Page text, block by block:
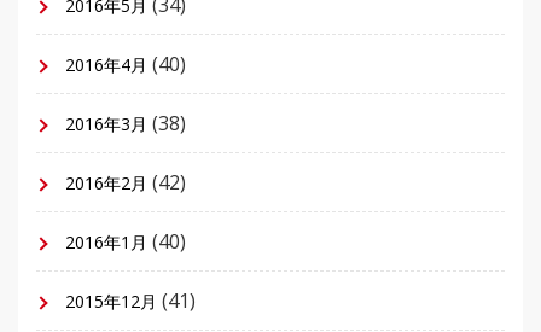
2016年5月
2016年4月 (40)
2016年3月 (38)
2016年2月 (42)
2016年1月 (40)
2015年12月 (41)